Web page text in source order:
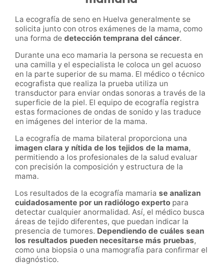
La ecografía de seno en Huelva generalmente se
solicita junto con otros exámenes de la mama, como
una forma de detección temprana del cáncer.
Durante una eco mamaria la persona se recuesta en
una camilla y el especialista le coloca un gel acuoso
en la parte superior de su mama. El médico o técnico
ecografista que realiza la prueba utiliza un
transductor para enviar ondas sonoras a través de la
superficie de la piel. El equipo de ecografía registra
estas formaciones de ondas de sonido y las traduce
en imágenes del interior de la mama.
La ecografía de mama bilateral proporciona una
imagen clara y nítida de los tejidos de la mama,
permitiendo a los profesionales de la salud evaluar
con precisión la composición y estructura de la
mama.
Los resultados de la ecografía mamaria se analizan
cuidadosamente por un radiólogo experto para
detectar cualquier anormalidad. Así, el médico busca
áreas de tejido diferentes, que puedan indicar la
presencia de tumores. Dependiendo de cuáles sean
los resultados pueden necesitarse más pruebas,
como una biopsia o una mamografía para confirmar el
diagnóstico.